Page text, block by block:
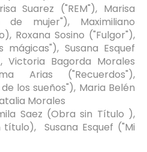
Suarez ("REM"), Marisa
de mujer"), Maximiliano
Roxana Sosino ("Fulgor"),
mágicas"), Susana Esquef
Victoria Bagorda Morales
Arias ("Recuerdos"),
los sueños"), Maria Belén
Morales
Saez (Obra sin Título ),
título),Susana Esquef ("Mi